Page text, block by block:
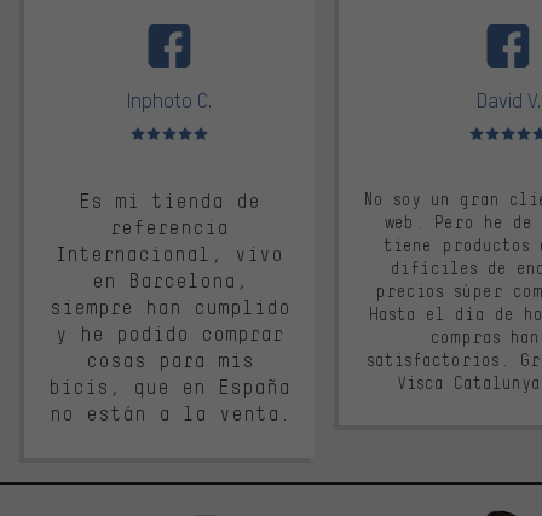
Inphoto C.
Valoración media: 5 de 5
Es mi tienda de
referencia
Internacional, vivo
en Barcelona,
siempre han cumplido
y he podido comprar
cosas para mis
bicis, que en España
no están a la venta.
David V.
Valoración
No soy un gran
web. Pero he
tiene productos
difíciles de
precios súper
Hasta el día de
compras
satisfactorios.
Visca